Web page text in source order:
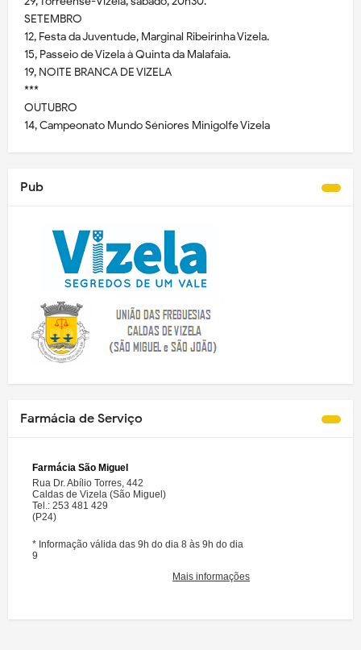
SETEMBRO
12, Festa da Juventude, Marginal Ribeirinha Vizela.
15, Passeio de Vizela à Quinta da Malafaia.
19, NOITE BRANCA DE VIZELA
***
OUTUBRO
14, Campeonato Mundo Séniores Minigolfe Vizela
Pub
Farmácia de Serviço